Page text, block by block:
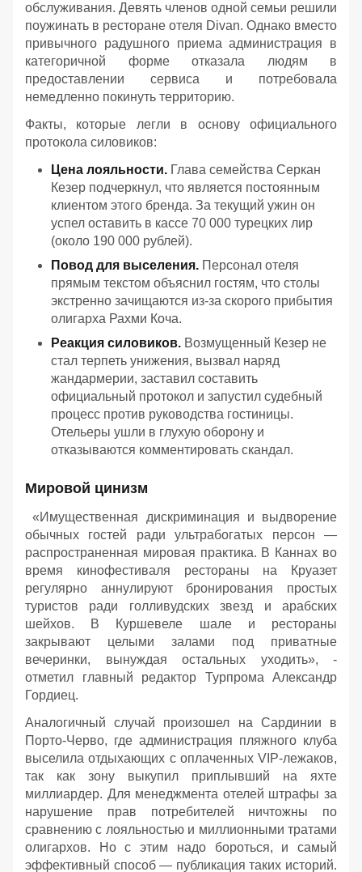
обслуживания. Девять членов одной семьи решили
поужинать в ресторане отеля Divan. Однако вместо
привычного радушного приема администрация в
категоричной форме отказала людям в
предоставлении сервиса и потребовала
немедленно покинуть территорию.
Факты, которые легли в основу официального
протокола силовиков:
Цена лояльности. Глава семейства Серкан
Кезер подчеркнул, что является постоянным
клиентом этого бренда. За текущий ужин он
успел оставить в кассе 70 000 турецких лир
(около 190 000 рублей).
Повод для выселения. Персонал отеля
прямым текстом объяснил гостям, что столы
экстренно зачищаются из-за скорого прибытия
олигарха Рахми Коча.
Реакция силовиков. Возмущенный Кезер не
стал терпеть унижения, вызвал наряд
жандармерии, заставил составить
официальный протокол и запустил судебный
процесс против руководства гостиницы.
Отельеры ушли в глухую оборону и
отказываются комментировать скандал.
Мировой цинизм
«Имущественная дискриминация и выдворение
обычных гостей ради ультрабогатых персон —
распространенная мировая практика. В Каннах во
время кинофестиваля рестораны на Круазет
регулярно аннулируют бронирования простых
туристов ради голливудских звезд и арабских
шейхов. В Куршевеле шале и рестораны
закрывают целыми залами под приватные
вечеринки, вынуждая остальных уходить», -
отметил главный редактор Турпрома Александр
Гордиец.
Аналогичный случай произошел на Сардинии в
Порто-Черво, где администрация пляжного клуба
выселила отдыхающих с оплаченных VIP-лежаков,
так как зону выкупил приплывший на яхте
миллиардер. Для менеджмента отелей штрафы за
нарушение прав потребителей ничтожны по
сравнению с лояльностью и миллионными тратами
олигархов. Но с этим надо бороться, и самый
эффективный способ — публикация таких историй.